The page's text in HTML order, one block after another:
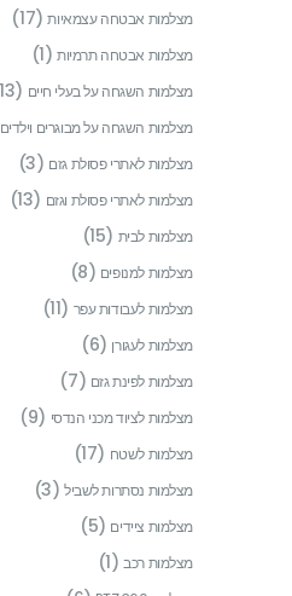
מצלמות אבטחה עצמאיות (17)
מצלמות אבטחה תרמיות (1)
מצלמות השגחה על בעלי חיים (13)
מצלמות השגחה על מבוגרים וילדים
מצלמות לאתרי פסולת גזם (3)
מצלמות לאתרי פסולת וגזם (13)
מצלמות לבית (15)
מצלמות למנופים (8)
מצלמות לעבודות עפר (11)
מצלמות לעגורן (6)
מצלמות לפינת גזם (7)
מצלמות לציוד מכני הנדסי (9)
מצלמות לשטח (17)
מצלמות נסתרות לשביל (3)
מצלמות ציידים (5)
מצלמות רכב (1)